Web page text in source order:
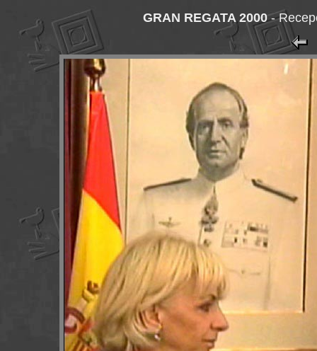
GRAN REGATA 2000-